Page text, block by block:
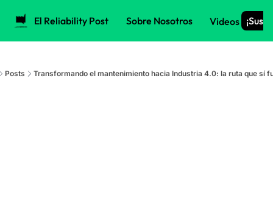
El Reliability Post Sobre Nosotros Videos
Posts Transformando el mantenimiento hacia Industria 4.0: la ruta que sí